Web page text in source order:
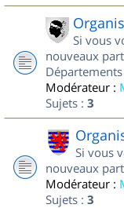
Si vous
nouveaux
Modérateur :
Sujets : 3
Si vous
nouveaux
Modérateur :
Sujets : 3